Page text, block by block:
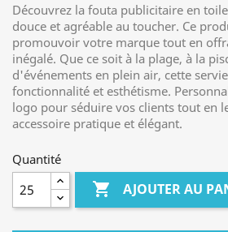
Découvrez la fouta publicitaire en
douce et agréable au toucher. Ce
promouvoir votre marque tout en
inégalé. Que ce soit à la plage, à la
d'événements en plein air, cette
fonctionnalité et esthétisme.
logo pour séduire vos clients tout en
accessoire pratique et élégant.
Quantité
 AJOUTER AU